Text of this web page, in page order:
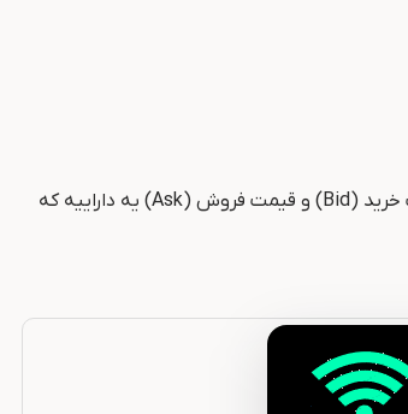
یکی از فاکتورهای مهم توی معاملات به‌حساب میاد. اسپرد همون اختلاف بین قیمت خرید (Bid) و قیمت فروش (Ask) یه داراییه که